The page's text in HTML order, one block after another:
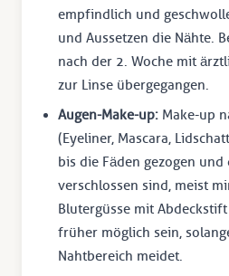
empfindlich und
und Aussetzen die Nähte.
nach der 2. Woche mit
zur Linse übergegangen.
Augen-Make-up: Make-up
(Eyeliner, Mascara,
bis die Fäden gezogen und
verschlossen sind, meist
Blutergüsse mit
früher möglich sein,
Nahtbereich meidet.